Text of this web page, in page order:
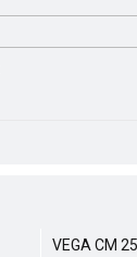
VEGA CM